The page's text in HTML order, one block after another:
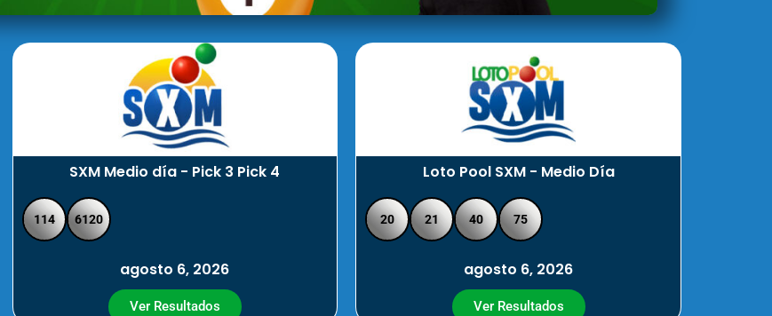
SXM Medio día - Pick 3 Pick 4 Loto Pool SXM - Medio Día
114 6120
agosto 6, 2026
20 21 40 75
agosto 6, 2026
Ver Resultados Ver Resultados